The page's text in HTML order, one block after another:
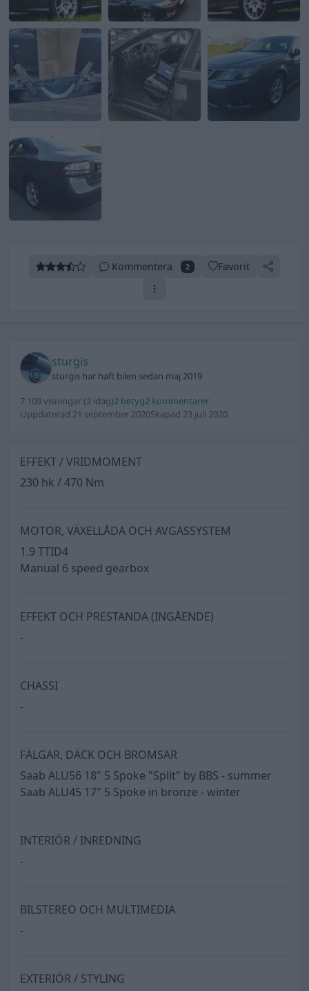
Kommentera 2 Favorit
sturgis
sturgis har haft bilen sedan maj 2019
7 109 visningar (2 idag)2 betyg2 kommentarer
Uppdaterad 21 september 2020Skapad 23 juli 2020
EFFEKT / VRIDMOMENT
230 hk / 470 Nm
MOTOR, VÄXELLÅDA OCH AVGASSYSTEM
1.9 TTID4
Manual 6 speed gearbox
EFFEKT OCH PRESTANDA (INGÅENDE)
-
CHASSI
-
FÄLGAR, DÄCK OCH BROMSAR
Saab ALU56 18" 5 Spoke "Split" by BBS - summer
Saab ALU45 17" 5 Spoke in bronze - winter
INTERIÖR / INREDNING
-
BILSTEREO OCH MULTIMEDIA
-
EXTERIÖR / STYLING